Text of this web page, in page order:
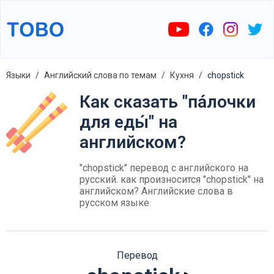
Языки Английский слова по темам Кухня chopstick
Как сказать "па́лочки
для еды́" на
английском?
"chopstick" перевод с английского на
русский. как произносится "chopstick" на
английском? Английские слова в
русском языке
Перевод